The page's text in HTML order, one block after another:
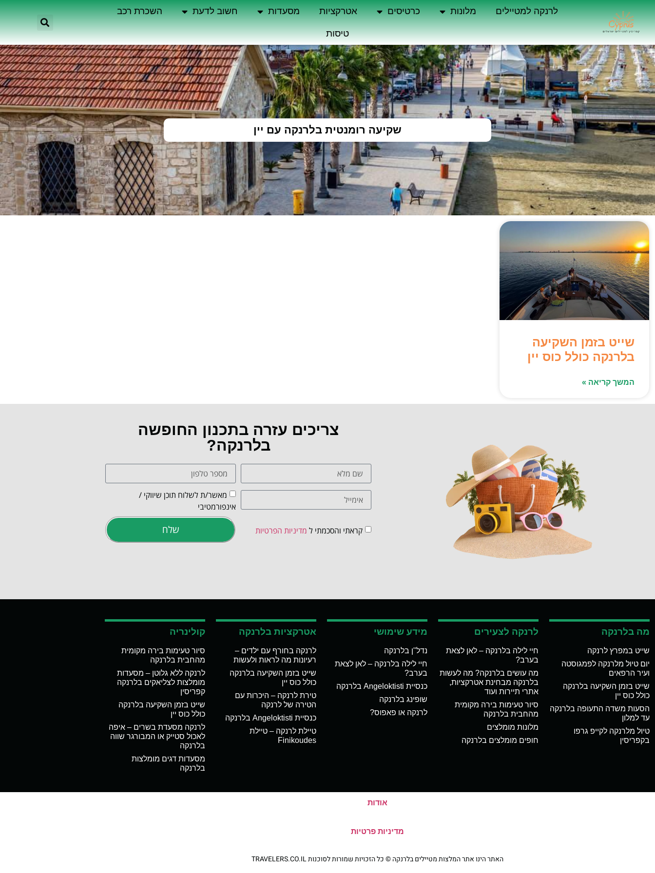
לרנקה למטיילים מלונות כרטיסים אטרקציות מסעדות חשוב לדעת השכרת רכב
טיסות
שקיעה רומנטית בלרנקה עם יין
שייט בזמן השקיעה
בלרנקה כולל כוס יין
המשך קריאה »
צריכים עזרה בתכנון החופשה
בלרנקה?
מאשר/ת לשלוח תוכן שיווקי /
אינפורמטיבי
קראתי והסכמתי ל מדיניות הפרטיות שלח
מה בלרנקה
שייט במפרץ לרנקה
יום טיול מלרנקה לפמגוסטה
ועיר הרפאים
שייט בזמן השקיעה בלרנקה
כולל כוס יין
הסעות משדה התעופה בלרנקה
עד למלון
טיול מלרנקה לקייפ גרפו
בקפריסין
לרנקה לצעירים
חיי לילה בלרנקה – לאן לצאת
בערב?
מה עושים בלרנקה? מה לעשות
בלרנקה מבחינת אטרקציות,
אתרי תיירות ועוד
סיור טעימות בירה מקומית
מהחבית בלרנקה
מלונות מומלצים
חופים מומלצים בלרנקה
מידע שימושי
נדל"ן בלרנקה
חיי לילה בלרנקה – לאן לצאת
בערב?
כנסיית Angeloktisti בלרנקה
שופינג בלרנקה
לרנקה או פאפוס?
אטרקציות בלרנקה
לרנקה בחורף עם ילדים –
רעיונות מה לראות ולעשות
שייט בזמן השקיעה בלרנקה
כולל כוס יין
טירת לרנקה – היכרות עם
הטירה של לרנקה
כנסיית Angeloktisti בלרנקה
טיילת לרנקה – טיילת
Finikoudes
קולינריה
סיור טעימות בירה מקומית
מהחבית בלרנקה
לרנקה ללא גלוטן – מסעדות
מומלצות לצליאקים בלרנקה
קפריסין
שייט בזמן השקיעה בלרנקה
כולל כוס יין
לרנקה מסעדת בשרים – איפה
לאכול סטייק או המבורגר שווה
בלרנקה
מסעדות דגים מומלצות
בלרנקה
אודות
מדיניות פרטיות
האתר הינו אתר המלצות מטיילים בלרנקה © כל הזכויות שמורות לסוכנות TRAVELERS.CO.IL